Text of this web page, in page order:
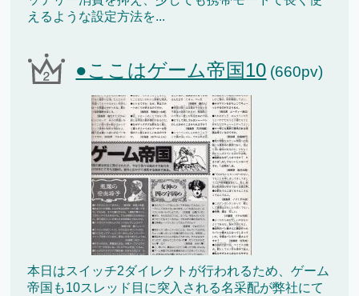
えるような設定方法を...
●ここはゲーム帝国10 (660pv)
本日はスイッチ2ダイレクトが行われるため、ゲーム
帝国も10スレッド目に突入される名采配が弊社にて